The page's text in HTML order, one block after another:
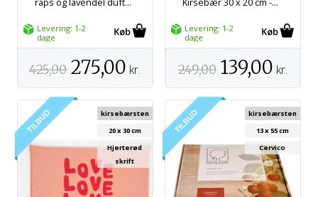
Levering: 1-2
dage
425,00 275,00 kr.
Levering: 1-2
dage
249,00 139,00 kr.
kirsebærsten
20 x 30 cm
Hjerterød
skrift
kirsebærsten
13 x 55 cm
Cervico